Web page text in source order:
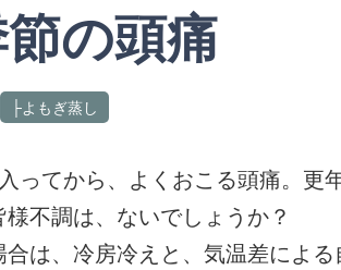
の頭痛
├よもぎ蒸し
ってから、よくおこる頭痛。更
様不調は、ないでしょうか？
合は、冷房冷えと、気温差によ